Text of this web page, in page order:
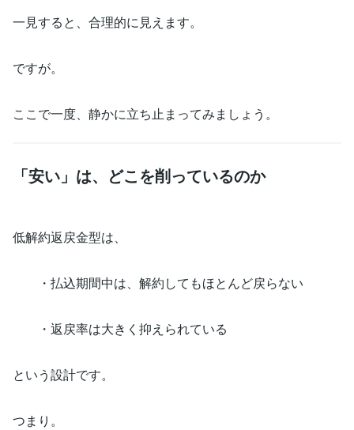
一見すると、合理的に見えます。
ですが。
ここで一度、静かに立ち止まってみましょう。
「安い」は、どこを削っているのか
低解約返戻金型は、
・払込期間中は、解約してもほとんど戻らない
・返戻率は大きく抑えられている
という設計です。
つまり。